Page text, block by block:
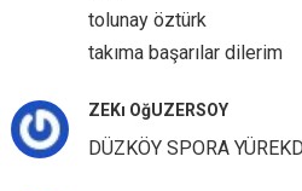
tolunay öztürk
takıma başarılar dilerim
ZEKı OğUZERSOY
DÜZKÖY SPORA